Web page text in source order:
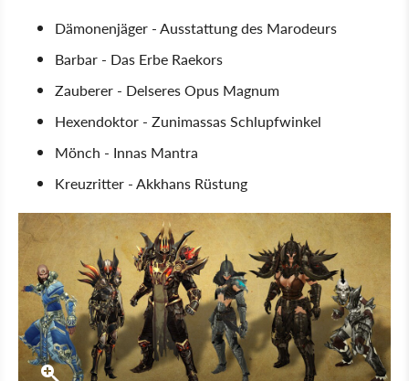
Dämonenjäger - Ausstattung des Marodeurs
Barbar - Das Erbe Raekors
Zauberer - Delseres Opus Magnum
Hexendoktor - Zunimassas Schlupfwinkel
Mönch - Innas Mantra
Kreuzritter - Akkhans Rüstung